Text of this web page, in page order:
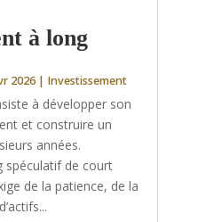
à long
2026| Investissement
à développer son
et construire un
années.
spéculatif de court
de la patience, de la